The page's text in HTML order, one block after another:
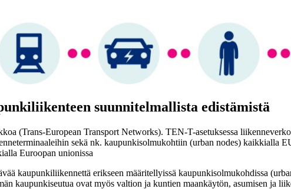
suunnitelmallista edistämistä
(Trans-European Transport Networks). TEN-T-asetuksessa
sekä nk. kaupunkisolmukohtiin (urban nodes) kaikkialla
Euroopan unionissa
kaupunkiliikennettä erikseen määritellyissä kaupunkisolmukohdissa
kaupunkiseutua ovat myös valtion ja kuntien maankäytön, asumisen ja